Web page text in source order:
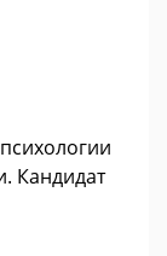
Кандидат